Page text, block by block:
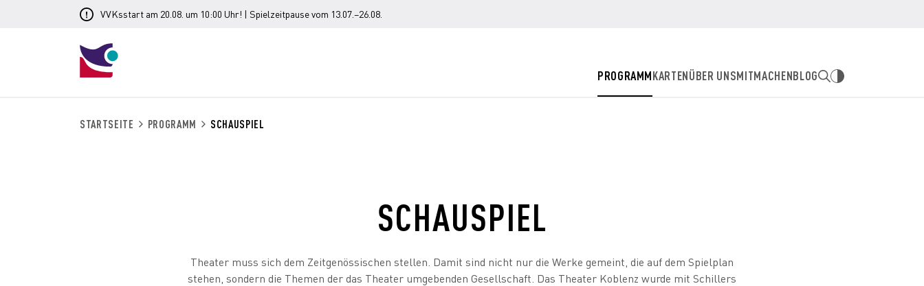
VVKsstart am 20.08. um 10:00 Uhr! | Spielzeitpause vom 13.07.–26.08.
PROGRAMMKARTENÜBER UNSMITMACHENBLOG
STARTSEITE PROGRAMM SCHAUSPIEL
SCHAUSPIEL
Theater muss sich dem Zeitgenössischen stellen. Damit sind nicht nur die Werke gemeint, die auf dem Spielplan
stehen, sondern die Themen der das Theater umgebenden Gesellschaft. Das Theater Koblenz wurde mit Schillers